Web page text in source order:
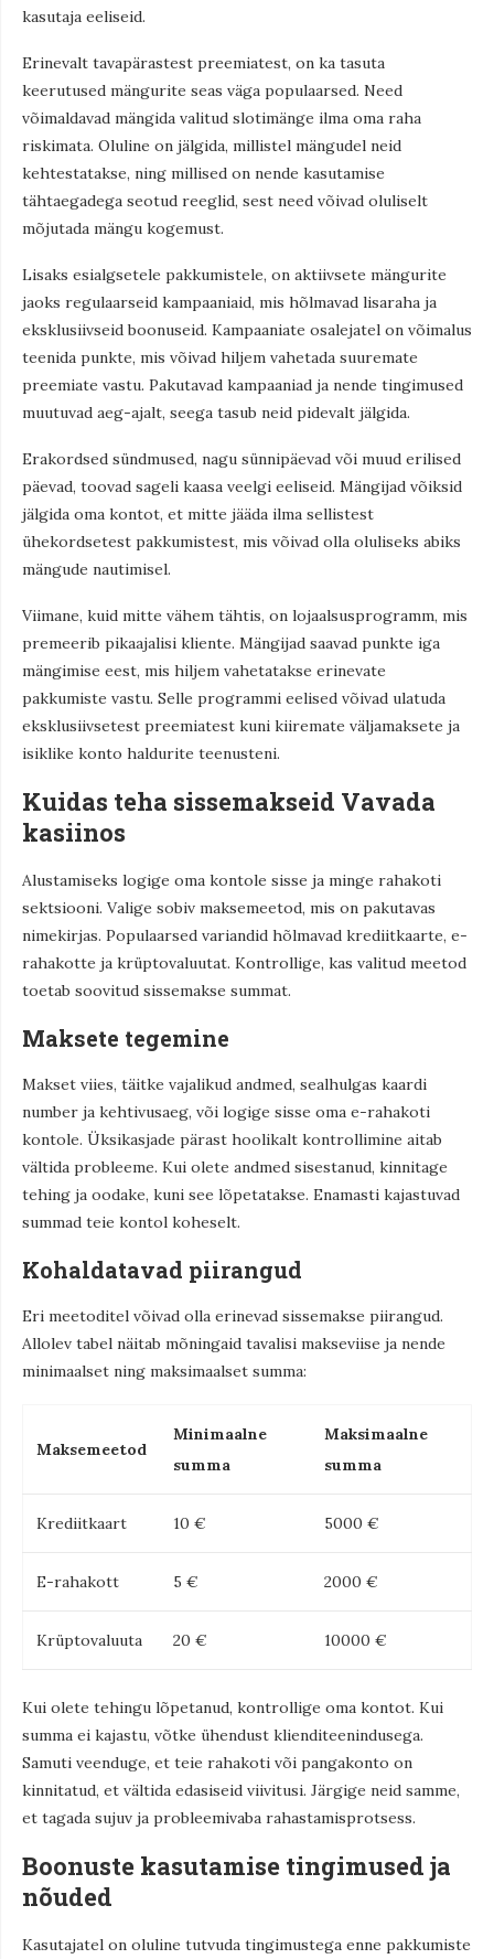
kasutaja eeliseid.
Erinevalt tavapärastest preemiatest, on ka tasuta
keerutused mängurite seas väga populaarsed. Need
võimaldavad mängida valitud slotimänge ilma oma raha
riskimata. Oluline on jälgida, millistel mängudel neid
kehtestatakse, ning millised on nende kasutamise
tähtaegadega seotud reeglid, sest need võivad oluliselt
mõjutada mängu kogemust.
Lisaks esialgsetele pakkumistele, on aktiivsete mängurite
jaoks regulaarseid kampaaniaid, mis hõlmavad lisaraha ja
eksklusiivseid boonuseid. Kampaaniate osalejatel on võimalus
teenida punkte, mis võivad hiljem vahetada suuremate
preemiate vastu. Pakutavad kampaaniad ja nende tingimused
muutuvad aeg-ajalt, seega tasub neid pidevalt jälgida.
Erakordsed sündmused, nagu sünnipäevad või muud erilised
päevad, toovad sageli kaasa veelgi eeliseid. Mängijad võiksid
jälgida oma kontot, et mitte jääda ilma sellistest
ühekordsetest pakkumistest, mis võivad olla oluliseks abiks
mängude nautimisel.
Viimane, kuid mitte vähem tähtis, on lojaalsusprogramm, mis
premeerib pikaajalisi kliente. Mängijad saavad punkte iga
mängimise eest, mis hiljem vahetatakse erinevate
pakkumiste vastu. Selle programmi eelised võivad ulatuda
eksklusiivsetest preemiatest kuni kiiremate väljamaksete ja
isiklike konto haldurite teenusteni.
Kuidas teha sissemakseid Vavada
kasiinos
Alustamiseks logige oma kontole sisse ja minge rahakoti
sektsiooni. Valige sobiv maksemeetod, mis on pakutavas
nimekirjas. Populaarsed variandid hõlmavad krediitkaarte, e-
rahakotte ja krüptovaluutat. Kontrollige, kas valitud meetod
toetab soovitud sissemakse summat.
Maksete tegemine
Makset viies, täitke vajalikud andmed, sealhulgas kaardi
number ja kehtivusaeg, või logige sisse oma e-rahakoti
kontole. Üksikasjade pärast hoolikalt kontrollimine aitab
vältida probleeme. Kui olete andmed sisestanud, kinnitage
tehing ja oodake, kuni see lõpetatakse. Enamasti kajastuvad
summad teie kontol koheselt.
Kohaldatavad piirangud
Eri meetoditel võivad olla erinevad sissemakse piirangud.
Allolev tabel näitab mõningaid tavalisi makseviise ja nende
minimaalset ning maksimaalset summa:
Maksemeetod
Minimaalne
summa
Maksimaalne
summa
Krediitkaart 10 € 5000 €
E-rahakott 5 € 2000 €
Krüptovaluuta 20 € 10000 €
Kui olete tehingu lõpetanud, kontrollige oma kontot. Kui
summa ei kajastu, võtke ühendust klienditeenindusega.
Samuti veenduge, et teie rahakoti või pangakonto on
kinnitatud, et vältida edasiseid viivitusi. Järgige neid samme,
et tagada sujuv ja probleemivaba rahastamisprotsess.
Boonuste kasutamise tingimused ja
nõuded
Kasutajatel on oluline tutvuda tingimustega enne pakkumiste